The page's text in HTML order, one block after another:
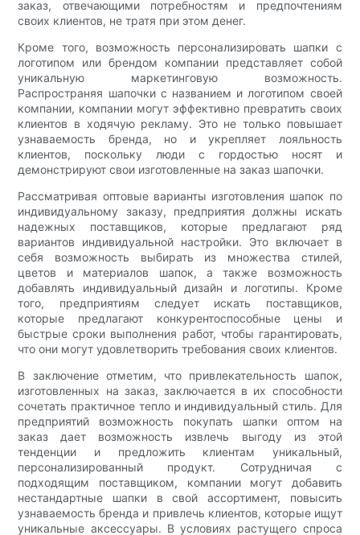
заказ, отвечающими потребностям и предпочтениям
своих клиентов, не тратя при этом денег.
Кроме того, возможность персонализировать шапки с
логотипом или брендом компании представляет собой
уникальную маркетинговую возможность.
Распространяя шапочки с названием и логотипом своей
компании, компании могут эффективно превратить своих
клиентов в ходячую рекламу. Это не только повышает
узнаваемость бренда, но и укрепляет лояльность
клиентов, поскольку люди с гордостью носят и
демонстрируют свои изготовленные на заказ шапочки.
Рассматривая оптовые варианты изготовления шапок по
индивидуальному заказу, предприятия должны искать
надежных поставщиков, которые предлагают ряд
вариантов индивидуальной настройки. Это включает в
себя возможность выбирать из множества стилей,
цветов и материалов шапок, а также возможность
добавлять индивидуальный дизайн и логотипы. Кроме
того, предприятиям следует искать поставщиков,
которые предлагают конкурентоспособные цены и
быстрые сроки выполнения работ, чтобы гарантировать,
что они могут удовлетворить требования своих клиентов.
В заключение отметим, что привлекательность шапок,
изготовленных на заказ, заключается в их способности
сочетать практичное тепло и индивидуальный стиль. Для
предприятий возможность покупать шапки оптом на
заказ дает возможность извлечь выгоду из этой
тенденции и предложить клиентам уникальный,
персонализированный продукт. Сотрудничая с
подходящим поставщиком, компании могут добавить
нестандартные шапки в свой ассортимент, повысить
узнаваемость бренда и привлечь клиентов, которые ищут
уникальные аксессуары. В условиях растущего спроса